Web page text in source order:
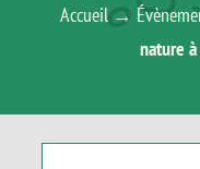
Rechercher:
Panier
Accueil→
nature